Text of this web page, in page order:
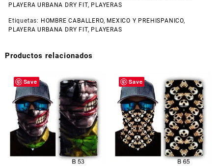
PLAYERA URBANA DRY FIT, PLAYERAS
Etiquetas: HOMBRE CABALLERO, MEXICO Y PREHISPANICO,
PLAYERA URBANA DRY FIT, PLAYERAS
Productos relacionados
Save Save